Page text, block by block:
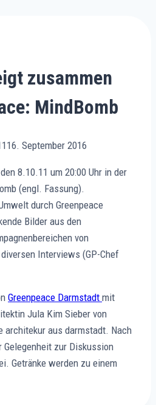
zusammen
MindBomb
16. September 2016
8.10.11 um 20:00 Uhr in der
(engl. Fassung).
durch Greenpeace
Bilder aus den
von
Interviews (GP-Chef
Greenpeace Darmstadt mit
Jula Kim Sieber von
architekur aus darmstadt. Nach
zur Diskussion
Getränke werden zu einem